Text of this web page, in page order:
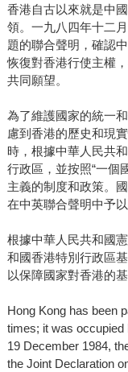
香港自古以來就是中
領。一九八四年十二
題的聯合聲明，確認
恢復對香港行使主權
共同願望。
為了維護國家的統一
慮到香港的歷史和現
時，根據中華人民共
行政區，並按照“一個
主義的制度和政策。
在中英聯合聲明中予
根據中華人民共和國
和國香港特別行政區
以保障國家對香港的
Hong Kong has been
times; it was occupied
19 December 1984,
the Joint Declaration